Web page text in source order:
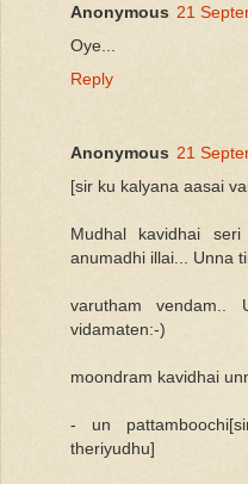
Anonymous 21
Oye...
Reply
Anonymous 21
[sir ku kalyana aasai
Mudhal kavidhai
anumadhi illai... Unna
varutham vendam..
vidamaten:-)
moondram kavidhai
- un
theriyudhu]